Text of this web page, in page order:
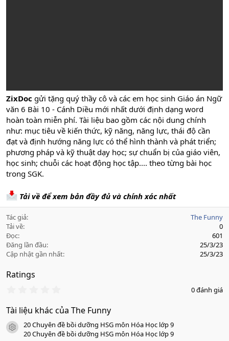
ZixDoc gửi tặng quý thầy cô và các em học sinh Giáo án Ngữ
văn 6 Bài 10 - Cánh Diều mới nhất dưới định dạng word
hoàn toàn miễn phí. Tài liệu bao gồm các nội dung chính
như: mục tiêu về kiến thức, kỹ năng, năng lực, thái độ cần
đạt và định hướng năng lực có thể hình thành và phát triển;
phương pháp và kỹ thuật dạy học; sự chuẩn bị của giáo viên,
học sinh; chuỗi các hoạt động học tập.... theo từng bài học
trong SGK.
Tải về để xem bản đầy đủ và chính xác nhất
Tác giả
The Funny
Tải về
0
Đọc
601
Đăng lần đầu
25/3/23
Cập nhật gần nhất
25/3/23
Ratings
0
0
s
a
o
0 đánh giá
Tài liệu khác của The Funny
icon tài liệu
20 Chuyên đề bồi dưỡng HSG môn Hóa Học lớp 9
20 Chuyên đề bồi dưỡng HSG môn Hóa Học lớp 9